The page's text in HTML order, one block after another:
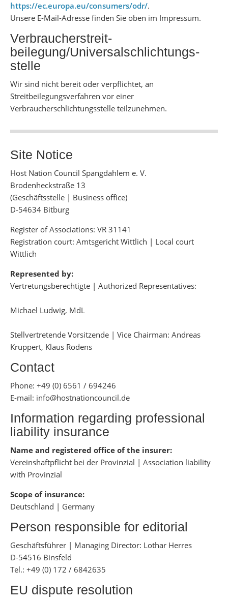
https://ec.europa.eu/consumers/odr/.
Unsere E-Mail-Adresse finden Sie oben im Impressum.
Verbraucher­streit­
beilegung/Universal­schlichtungs­
stelle
Wir sind nicht bereit oder verpflichtet, an
Streitbeilegungsverfahren vor einer
Verbraucherschlichtungsstelle teilzunehmen.
Site Notice
Host Nation Council Spangdahlem e. V.
Brodenheckstraße 13
(Geschäftsstelle | Business office)
D-54634 Bitburg
Register of Associations: VR 31141
Registration court: Amtsgericht Wittlich | Local court
Wittlich
Represented by:
Vertretungsberechtigte | Authorized Representatives:
Michael Ludwig, MdL
Stellvertretende Vorsitzende | Vice Chairman: Andreas
Kruppert, Klaus Rodens
Contact
Phone: +49 (0) 6561 / 694246
E-mail: info@hostnationcouncil.de
Information regarding professional
liability insurance
Name and registered office of the insurer:
Vereinshaftpflicht bei der Provinzial | Association liability
with Provinzial
Scope of insurance:
Deutschland | Germany
Person responsible for editorial
Geschäftsführer | Managing Director: Lothar Herres
D-54516 Binsfeld
Tel.: +49 (0) 172 / 6842635
EU dispute resolution